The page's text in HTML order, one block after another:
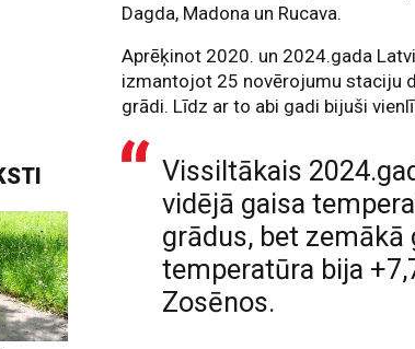
Dagda, Madona un Rucava.
Aprēķinot 2020. un 2024.gada
izmantojot 25 novērojumu staciju
grādi. Līdz ar to abi gadi bijuši
Vissiltākais
vidējā gaisa
grādus, bet zemākā
temperatūra bija
Zosēnos.